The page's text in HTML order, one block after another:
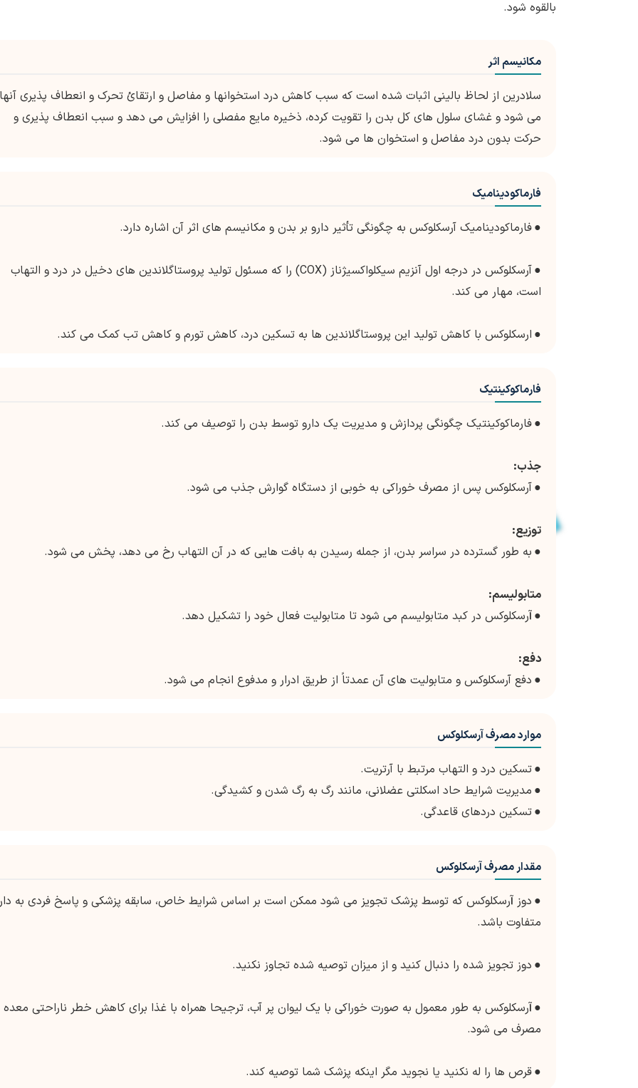
بالقوه شود.
مکانیسم اثر
سلادرین از لحاظ بالینی اثبات شده است که سبب کاهش درد استخوانها و مفاصل و ارتقائ تحرک و انعطاف پذیری آنها
می شود و غشای سلول های کل بدن را تقویت کرده، ذخیره مایع مفصلی را افزایش می دهد و سبب انعطاف پذیری و
حرکت بدون درد مفاصل و استخوان ها می شود.
فارماکودینامیک
●فارماکودینامیک آرسکلوکس به چگونگی تأثیر دارو بر بدن و مکانیسم های اثر آن اشاره دارد.
●
آرسکلوکس در درجه اول آنزیم سیکلواکسیژناز (COX) را که مسئول تولید پروستاگلاندین های دخیل در درد و التهاب
است، مهار می کند.
● ارسکلوکس با کاهش تولید این پروستاگلاندین ها به تسکین درد، کاهش تورم و کاهش تب کمک می کند.
فارماکوکینتیک
●فارماکوکینتیک چگونگی پردازش و مدیریت یک دارو توسط بدن را توصیف می کند.
جذب:
●آرسکلوکس پس از مصرف خوراکی به خوبی از دستگاه گوارش جذب می شود.
توزیع:
● به طور گسترده در سراسر بدن، از جمله رسیدن به بافت هایی که در آن التهاب رخ می دهد، پخش می شود.
متابولیسم:
● آرسکلوکس در کبد متابولیسم می شود تا متابولیت فعال خود را تشکیل دهد.
دفع:
● دفع آرسکلوکس و متابولیت های آن عمدتاً از طریق ادرار و مدفوع انجام می شود.
موارد مصرف آرسکلوکس
●تسکین درد و التهاب مرتبط با آرتریت.
● مدیریت شرایط حاد اسکلتی عضلانی، مانند رگ به رگ شدن و کشیدگی.
●تسکین دردهای قاعدگی.
مقدار مصرف آرسکلوکس
● دوز آرسکلوکس که توسط پزشک تجویز می شود ممکن است بر اساس شرایط خاص، سابقه پزشکی و پاسخ فردی به
متفاوت باشد.
● دوز تجویز شده را دنبال کنید و از میزان توصیه شده تجاوز نکنید.
● آرسکلوکس به طور معمول به صورت خوراکی با یک لیوان پر آب، ترجیحا همراه با غذا برای کاهش خطر ناراحتی معده
مصرف می شود.
●قرص ها را له نکنید یا نجوید مگر اینکه پزشک شما توصیه کند.